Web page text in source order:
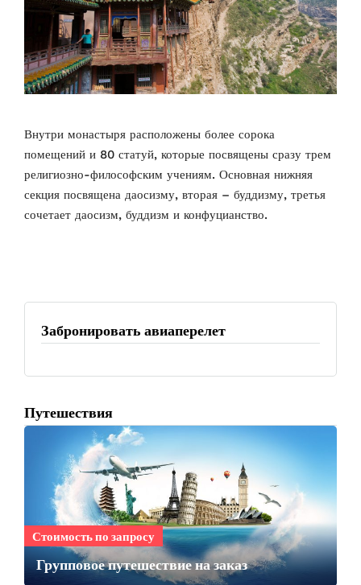
Внутри монастыря расположены более сорока
помещений и 80 статуй, которые посвящены сразу трем
религиозно-философским учениям. Основная нижняя
секция посвящена даосизму, вторая – буддизму, третья
сочетает даосизм, буддизм и конфуцианство.
Забронировать авиаперелет
Путешествия
Стоимость по запросу
Групповое путешествие на заказ